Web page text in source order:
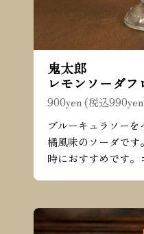
鬼太郎
レモンソーダフ
900yen (税込
ブルーキュラソー
橘風味のソーダで
時におすすめです。